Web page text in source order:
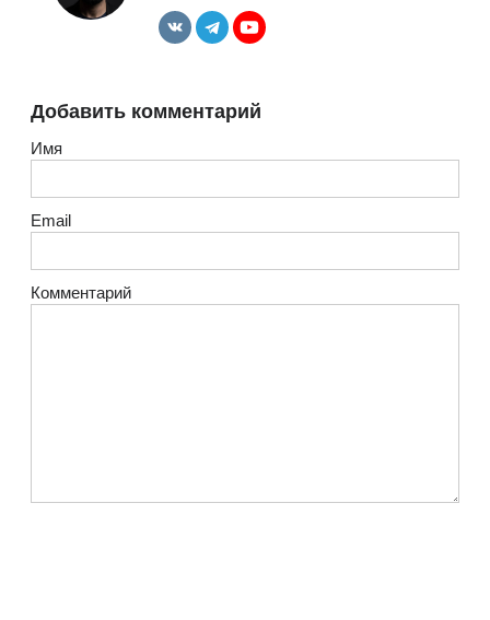
Добавить комментарий
Имя
Email
Комментарий